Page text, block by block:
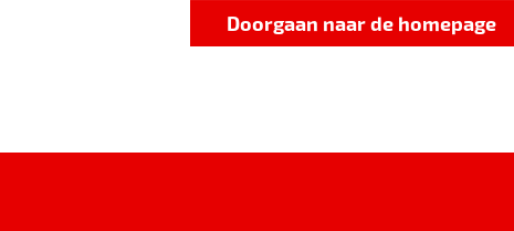
Doorgaan naar de homepage